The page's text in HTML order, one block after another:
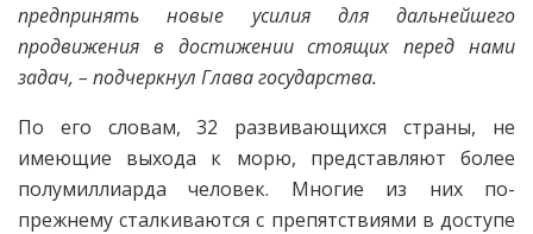
предпринять новые усилия для дальнейшего
продвижения в достижении стоящих перед нами
задач, – подчеркнул Глава государства.
По его словам, 32 развивающихся страны, не
имеющие выхода к морю, представляют более
полумиллиарда человек. Многие из них по-
прежнему сталкиваются с препятствиями в доступе